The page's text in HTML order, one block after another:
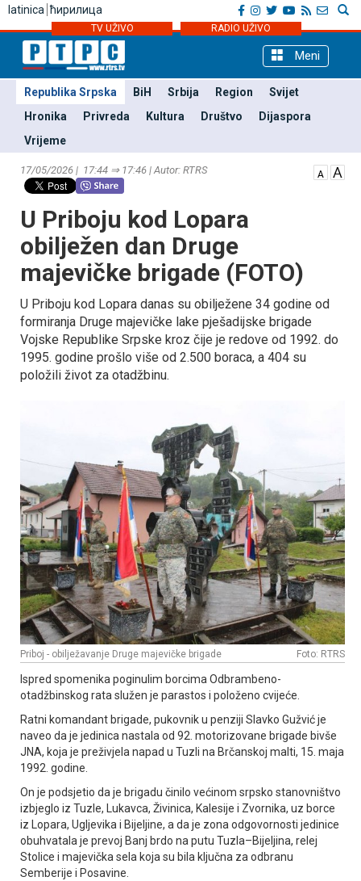
latinica ћирилица
TV UŽIVO RADIO UŽIVO
Meni
Republika Srpska BiH Srbija Region
Svijet
Hronika
Privreda Kultura Društvo
Dijaspora
Vrijeme
17/05/2026 | 17:44 ⇒ 17:46 | Autor: RTRS
U Priboju kod Lopara
obilježen dan Druge
majevičke brigade (FOTO)
U Priboju kod Lopara danas su obilježene 34 godine od
formiranja Druge majevičke lake pješadijske brigade
Vojske Republike Srpske kroz čije je redove od 1992. do
1995. godine prošlo više od 2.500 boraca, a 404 su
položili život za otadžbinu.
Priboj - obilježavanje Druge majevičke brigade Foto: RTRS
Ispred spomenika poginulim borcima Odbrambeno-
otadžbinskog rata služen je parastos i položeno cvijeće.
Ratni komandant brigade, pukovnik u penziji Slavko Gužvić je
naveo da je jedinica nastala od 92. motorizovane brigade bivše
ЈNA, koja je preživjela napad u Tuzli na Brčanskoj malti, 15. maja
1992. godine.
On je podsjetio da je brigadu činilo većinom srpsko stanovništvo
izbjeglo iz Tuzle, Lukavca, Živinica, Kalesije i Zvornika, uz borce
iz Lopara, Ugljevika i Bijeljine, a da je zona odgovornosti jedinice
obuhvatala je prevoj Banj brdo na putu Tuzla–Bijeljina, relej
Stolice i majevička sela koja su bila ključna za odbranu
Semberije i Posavine.